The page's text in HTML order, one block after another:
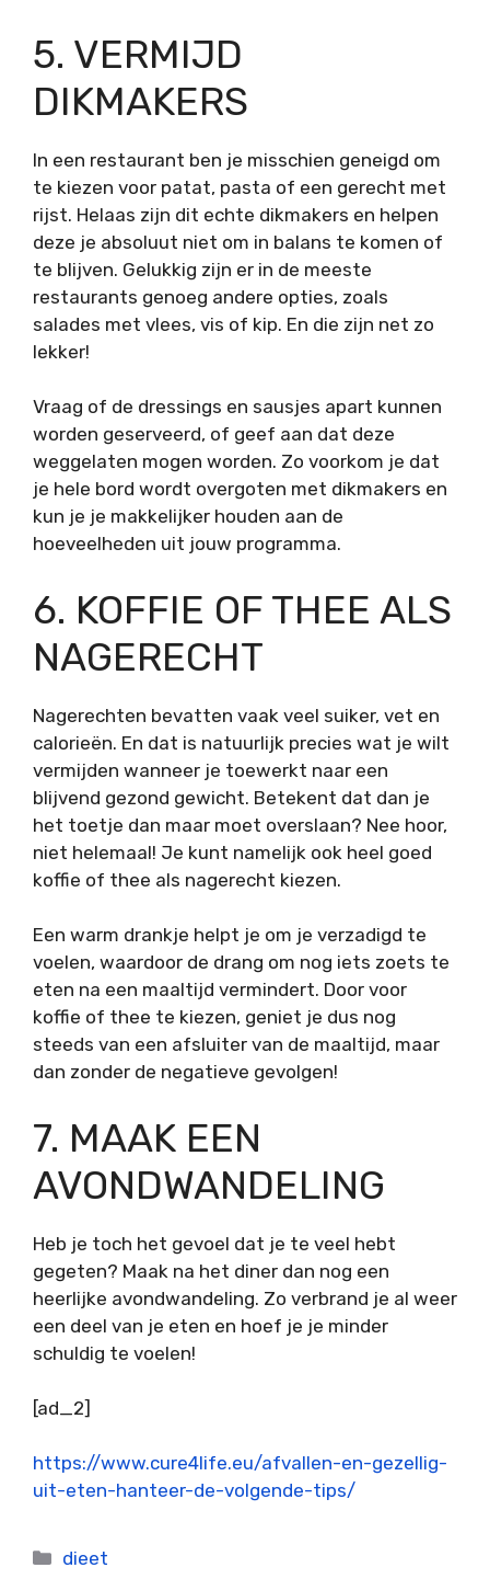
5. VERMIJD
DIKMAKERS
In een restaurant ben je misschien geneigd om
te kiezen voor patat, pasta of een gerecht met
rijst. Helaas zijn dit echte dikmakers en helpen
deze je absoluut niet om in balans te komen of
te blijven. Gelukkig zijn er in de meeste
restaurants genoeg andere opties, zoals
salades met vlees, vis of kip. En die zijn net zo
lekker!
Vraag of de dressings en sausjes apart kunnen
worden geserveerd, of geef aan dat deze
weggelaten mogen worden. Zo voorkom je dat
je hele bord wordt overgoten met dikmakers en
kun je je makkelijker houden aan de
hoeveelheden uit jouw programma.
6. KOFFIE OF THEE ALS
NAGERECHT
Nagerechten bevatten vaak veel suiker, vet en
calorieën. En dat is natuurlijk precies wat je wilt
vermijden wanneer je toewerkt naar een
blijvend gezond gewicht. Betekent dat dan je
het toetje dan maar moet overslaan? Nee hoor,
niet helemaal! Je kunt namelijk ook heel goed
koffie of thee als nagerecht kiezen.
Een warm drankje helpt je om je verzadigd te
voelen, waardoor de drang om nog iets zoets te
eten na een maaltijd vermindert. Door voor
koffie of thee te kiezen, geniet je dus nog
steeds van een afsluiter van de maaltijd, maar
dan zonder de negatieve gevolgen!
7. MAAK EEN
AVONDWANDELING
Heb je toch het gevoel dat je te veel hebt
gegeten? Maak na het diner dan nog een
heerlijke avondwandeling. Zo verbrand je al weer
een deel van je eten en hoef je je minder
schuldig te voelen!
[ad_2]
https://www.cure4life.eu/afvallen-en-gezellig-
uit-eten-hanteer-de-volgende-tips/
Categorieën
dieet